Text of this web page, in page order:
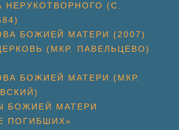
НЕРУКОТВОРНОГО (С.
БОЖИЕЙ МАТЕРИ (2007)
(МКР. ПАВЕЛЬЦЕВО)
БОЖИЕЙ МАТЕРИ (МКР.
БОЖИЕЙ МАТЕРИ
ПОГИБШИХ»